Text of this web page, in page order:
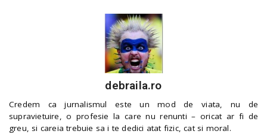
debraila.ro
Credem ca jurnalismul este un mod de viata, nu de
supravietuire, o profesie la care nu renunti – oricat ar fi de
greu, si careia trebuie sa i te dedici atat fizic, cat si moral.